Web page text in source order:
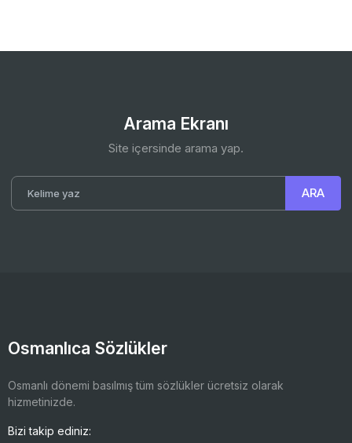
Arama Ekranı
Site içersinde arama yap.
Osmanlıca Sözlükler
Osmanlı dönemi basılmış tüm sözlükler ücretsiz olarak
hizmetinizde.
Bizi takip ediniz: